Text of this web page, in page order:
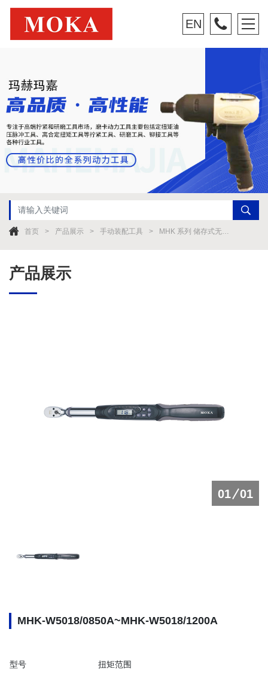
EN
首页 产品展示 手动装配工具 MHK 系列 储存式无线传输数显扭矩扳手
产品展示
01 01
MHK-W5018/0850A~MHK-W5018/1200A
型号 扭矩范围